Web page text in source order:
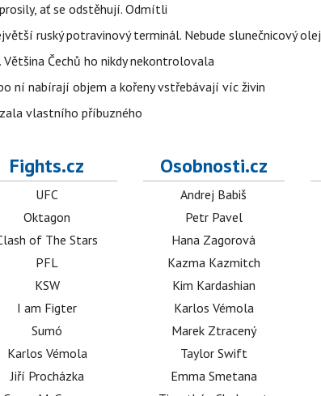
ať se odstěhují. Odmítli
ruský potravinový terminál. Nebude slunečnicový olej
Čechů ho nikdy nekontrolovala
ní nabírají objem a kořeny vstřebávají víc živin
vlastního příbuzného
Fights.cz
UFC
Oktagon
of The Stars
PFL
KSW
I am Figter
Sumó
Karlos Vémola
Jiří Procházka
Osobnosti.cz
Andrej Babiš
Petr Pavel
Hana Zagorová
Kazma Kazmitch
Kim Kardashian
Karlos Vémola
Marek Ztracený
Taylor Swift
Emma Smetana